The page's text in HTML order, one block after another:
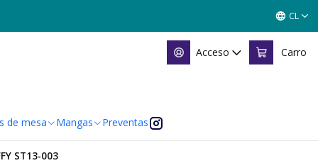
Acceso Carro
de mesa Mangas Preventas
CL
ST13-003